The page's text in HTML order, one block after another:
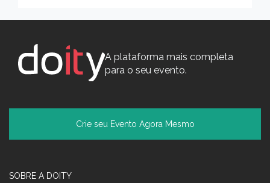
A plataforma mais completa
para o seu evento.
Crie seu Evento Agora Mesmo
SOBRE A DOITY